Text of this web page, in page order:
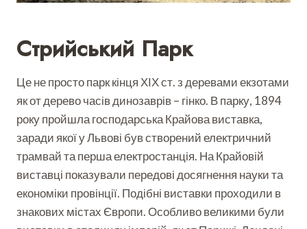
Стрийський Парк
Це не просто парк кінця ХІХ ст. з деревами екзотами
як от дерево часів динозаврів – гінко. В парку, 1894
року пройшла господарська Крайова виставка,
заради якої у Львові був створений електричний
трамвай та перша електростанція. На Крайовій
виставці показували передові досягнення науки та
економіки провінції. Подібні виставки проходили в
знакових містах Європи. Особливо великими були